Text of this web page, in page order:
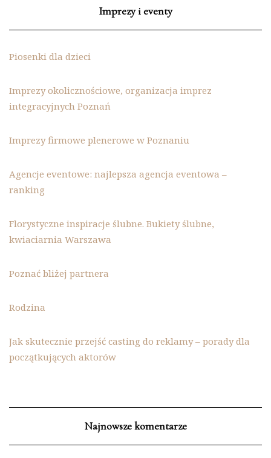
Imprezy i eventy
Piosenki dla dzieci
Imprezy okolicznościowe, organizacja imprez
integracyjnych Poznań
Imprezy firmowe plenerowe w Poznaniu
Agencje eventowe: najlepsza agencja eventowa –
ranking
Florystyczne inspiracje ślubne. Bukiety ślubne,
kwiaciarnia Warszawa
Poznać bliżej partnera
Rodzina
Jak skutecznie przejść casting do reklamy – porady dla
początkujących aktorów
Najnowsze komentarze